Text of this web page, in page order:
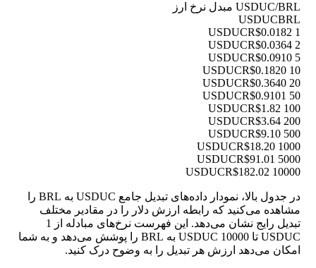
USDUC/BRL مبدل نرخ ارز
USDUCBRL
1 USDUC
R$0.0182
2 USDUC
R$0.0364
5 USDUC
R$0.0910
10 USDUC
R$0.1820
20 USDUC
R$0.3640
50 USDUC
R$0.9101
100 USDUC
R$1.82
200 USDUC
R$3.64
500 USDUC
R$9.10
1000 USDUC
R$18.20
5000 USDUC
R$91.01
10000 USDUC
R$182.02
در جدول بالا، نمودار داده‌های تبدیل جامع USDUC به BRL را
مشاهده می‌کنید که رابطه ارزش دلار را در مقادیر مختلف
تبدیل رایج نشان می‌دهد. این فهرست نرخ‌های مبادله از 1
USDUC تا 10000 USDUC به BRL را پوشش می‌دهد و به شما
امکان می‌دهد ارزش هر تبدیل را به وضوح درک کنید.